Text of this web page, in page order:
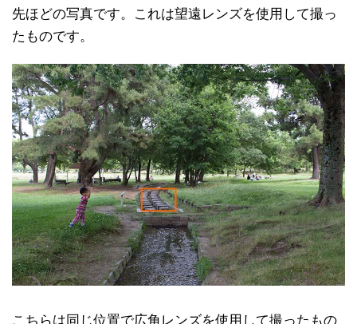
先ほどの写真です。これは望遠レンズを使用して撮っ
たものです。
こちらは同じ位置で広角レンズを使用して撮ったもの